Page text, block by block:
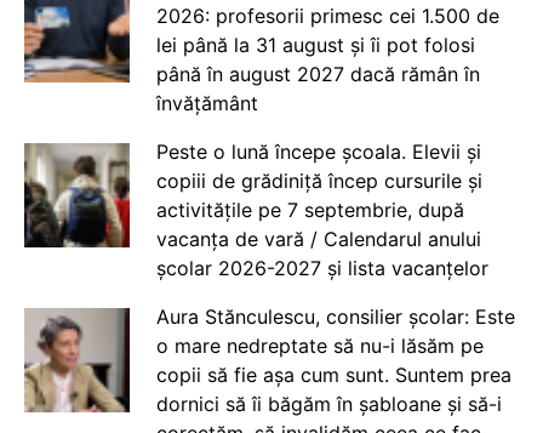
2026: profesorii primesc cei 1.500 de
lei până la 31 august și îi pot folosi
până în august 2027 dacă rămân în
învățământ
Peste o lună începe școala. Elevii și
copiii de grădiniță încep cursurile și
activitățile pe 7 septembrie, după
vacanța de vară / Calendarul anului
școlar 2026-2027 și lista vacanțelor
Aura Stănculescu, consilier școlar: Este
o mare nedreptate să nu-i lăsăm pe
copii să fie așa cum sunt. Suntem prea
dornici să îi băgăm în șabloane și să-i